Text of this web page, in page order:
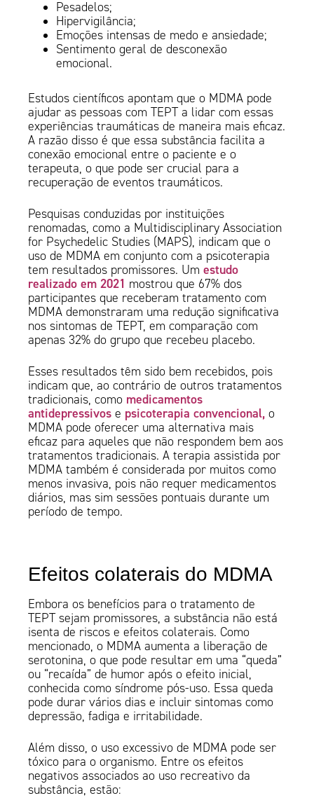
Pesadelos;
Hipervigilância;
Emoções intensas de medo e ansiedade;
Sentimento geral de desconexão
emocional.
Estudos científicos apontam que o MDMA pode
ajudar as pessoas com TEPT a lidar com essas
experiências traumáticas de maneira mais eficaz.
A razão disso é que essa substância facilita a
conexão emocional entre o paciente e o
terapeuta, o que pode ser crucial para a
recuperação de eventos traumáticos.
Pesquisas conduzidas por instituições
renomadas, como a Multidisciplinary Association
for Psychedelic Studies (MAPS), indicam que o
uso de MDMA em conjunto com a psicoterapia
tem resultados promissores. Umestudo
realizado em 2021 mostrou que 67% dos
participantes que receberam tratamento com
MDMA demonstraram uma redução significativa
nos sintomas de TEPT, em comparação com
apenas 32% do grupo que recebeu placebo.
Esses resultados têm sido bem recebidos, pois
indicam que, ao contrário de outros tratamentos
tradicionais, como medicamentos
antidepressivos e psicoterapia convencional, o
MDMA pode oferecer uma alternativa mais
eficaz para aqueles que não respondem bem aos
tratamentos tradicionais. A terapia assistida por
MDMA também é considerada por muitos como
menos invasiva, pois não requer medicamentos
diários, mas sim sessões pontuais durante um
período de tempo.
Efeitos colaterais do MDMA
Embora os benefícios para o tratamento de
TEPT sejam promissores, a substância não está
isenta de riscos e efeitos colaterais. Como
mencionado, o MDMA aumenta a liberação de
serotonina, o que pode resultar em uma “queda”
ou “recaída” de humor após o efeito inicial,
conhecida como síndrome pós-uso. Essa queda
pode durar vários dias e incluir sintomas como
depressão, fadiga e irritabilidade.
Além disso, o uso excessivo de MDMA pode ser
tóxico para o organismo. Entre os efeitos
negativos associados ao uso recreativo da
substância, estão: